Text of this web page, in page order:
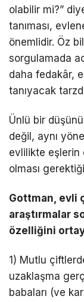
olabilir mi?”
tanıması,
önemlidir. Öz
sorgulamada
daha fedakâr,
tanıyacak
Ünlü bir
değil, aynı
evlilikte eşlerin
olması
Gottman, evli
araştırmalar
özelliğini
1) Mutlu
uzaklaşma
babaları (ve